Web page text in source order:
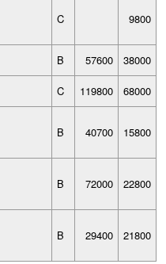
C 9800
B 57600 38000
C 119800 68000
B 40700 15800
B 72000 22800
B 29400 21800